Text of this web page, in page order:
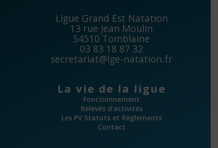
Ligue Grand Est Natation
13 rue Jean Moulin
54510 Tomblaine
03 83 18 87 32
secretariat@lge-natation.fr
La vie de la ligue
Fonctionnement
Relevés d'activités
Les PV Statuts et Règlements
Contact